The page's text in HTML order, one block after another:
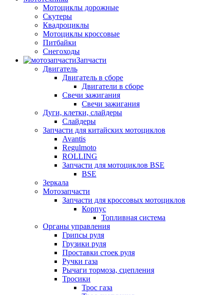
Мотоциклы дорожные
Скутеры
Квадроциклы
Мотоциклы кроссовые
Питбайки
Снегоходы
Запчасти
Двигатель
Двигатель в сборе
Двигатели в сборе
Свечи зажигания
Свечи зажигания
Дуги, клетки, слайдеры
Слайдеры
Запчасти для китайских мотоциклов
Avantis
Regulmoto
ROLLING
Запчасти для мотоциклов BSE
BSE
Зеркала
Мотозапчасти
Запчасти для кроссовых мотоциклов
Корпус
Топливная система
Органы управления
Грипсы руля
Грузики руля
Проставки стоек руля
Ручки газа
Рычаги тормоза, сцепления
Тросики
Трос газа